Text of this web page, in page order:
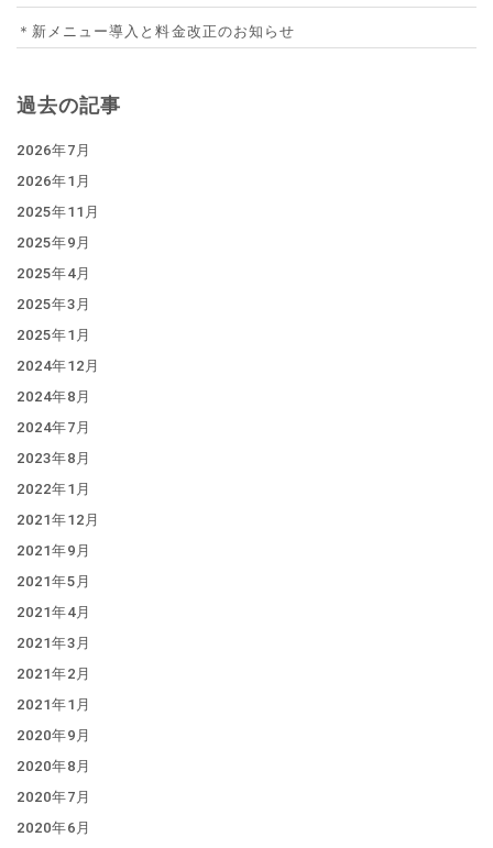
＊新メニュー導入と料金改正のお知らせ
過去の記事
2026年7月
2026年1月
2025年11月
2025年9月
2025年4月
2025年3月
2025年1月
2024年12月
2024年8月
2024年7月
2023年8月
2022年1月
2021年12月
2021年9月
2021年5月
2021年4月
2021年3月
2021年2月
2021年1月
2020年9月
2020年8月
2020年7月
2020年6月